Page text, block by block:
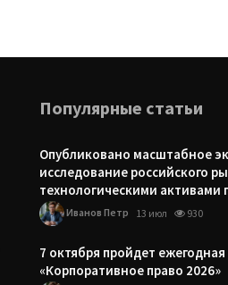
Популярные статьи
Опубликовано масштабное
исследование российского
технологическими активами
Иванов Петр 13 июл 930
7 октября пройдет
«Корпоративное право 2026»